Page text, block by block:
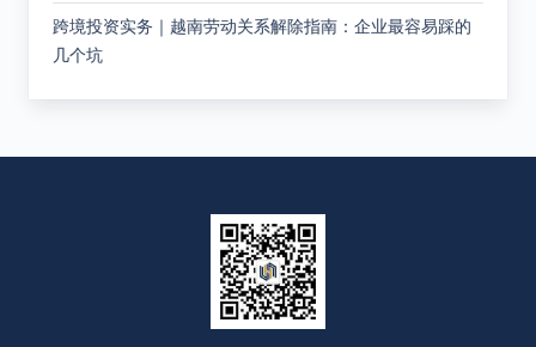
跨境投资实务｜越南劳动关系解除指南：企业最容易踩的
几个坑